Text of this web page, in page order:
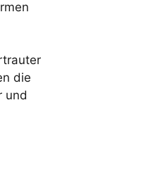
die
und